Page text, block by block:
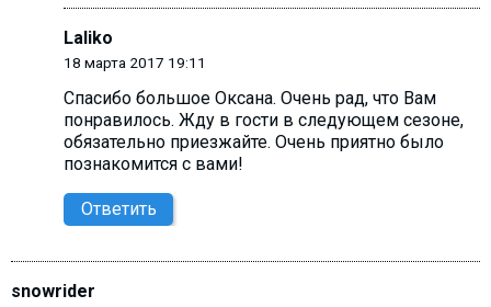
Laliko
18 марта 2017 19:11
Спасибо большое Оксана. Очень рад, что Вам
понравилось. Жду в гости в следующем сезоне,
обязательно приезжайте. Очень приятно было
познакомится с вами!
Ответить
snowrider